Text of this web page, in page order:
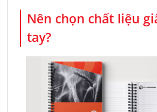
Nên chọn chất liệu
tay?